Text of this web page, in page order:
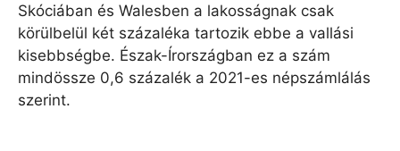
Skóciában és Walesben a lakosságnak csak
körülbelül két százaléka tartozik ebbe a vallási
kisebbségbe. Észak-Írországban ez a szám
mindössze 0,6 százalék a 2021-es népszámlálás
szerint.